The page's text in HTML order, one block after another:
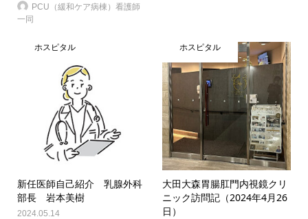
PCU（緩和ケア病棟）看護師
一同
ホスピタル
新任医師自己紹介 乳腺外科
部長 岩本美樹
2024.05.14
ホスピタル
大田大森胃腸肛門内視鏡クリ
ニック訪問記（2024年4月26
日）